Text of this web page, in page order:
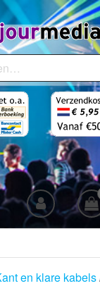
en klare kabels